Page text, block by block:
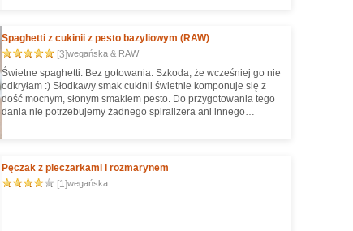
muszę zmodyfikować i pozmieniać, jednak dzisiaj wyszło
pamiętliwie;) Zapraszam.
Spaghetti z cukinii z pesto bazyliowym (RAW)
[3]wegańska & RAW
Świetne spaghetti. Bez gotowania. Szkoda, że wcześniej go nie
odkryłam :) Słodkawy smak cukinii świetnie komponuje się z
dość mocnym, słonym smakiem pesto. Do przygotowania tego
dania nie potrzebujemy żadnego spiralizera ani innego
julienne - jak poprzeczna obieraczka do warzyw, ale z
poręczna rzecz, a nieduży wydatek :)
Pęczak z pieczarkami i rozmarynem
[1]wegańska